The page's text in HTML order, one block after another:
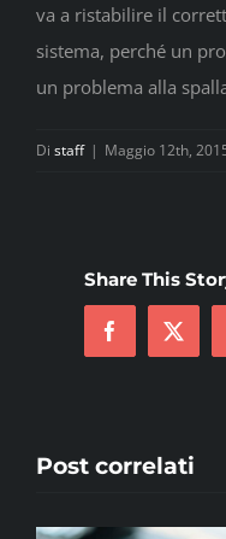
va a ristabilire il
sistema, perché un
un problema alla
Di staff | Maggio 12th,
Share This
Facebook
X
Post correlati